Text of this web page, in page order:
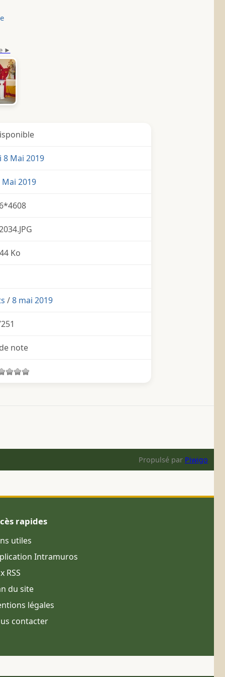
Mai 2019
Mai 2019
Ko
/8 mai 2019
note
Propulsé par Piwigo
rapides
utiles
Intramuros
RSS
du site
légales
contacter